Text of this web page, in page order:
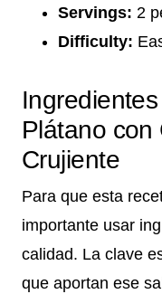
Servings: 2
Difficulty:
Plátano con
Crujiente
Para que esta
importante usar
calidad. La clave
que aportan ese